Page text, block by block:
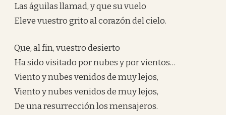
Las águilas llamad, y que su vuelo
Eleve vuestro grito al corazón del cielo.
Que, al fin, vuestro desierto
Ha sido visitado por nubes y por vientos…
Viento y nubes venidos de muy lejos,
Viento y nubes venidos de muy lejos,
De una resurrección los mensajeros.